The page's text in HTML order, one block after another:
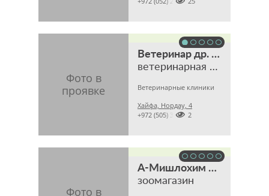
Ветеринар др. Игорь Мант
ветеринарная клиника
Ветеринарные клиники
Хайфа, Нордау, 4

+972 (505) 366162
А-Мишлохим шель Эли
зоомагазин